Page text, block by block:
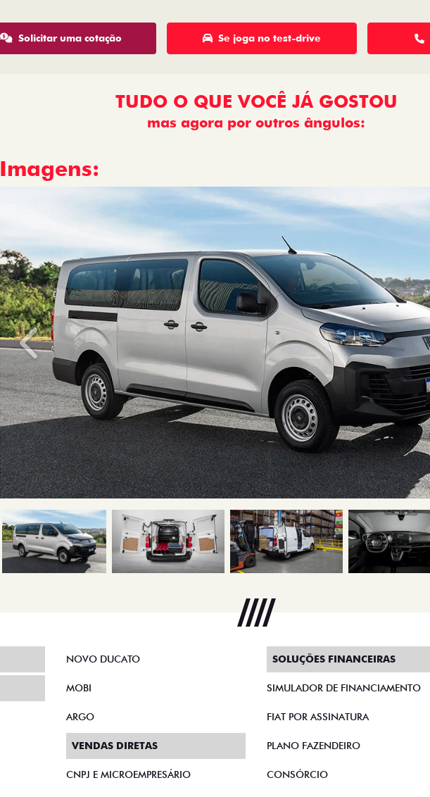
Solicitar uma cotação Se joga no test-drive
TUDO O QUE VOCÊ JÁ GOSTOU
mas agora por outros ângulos:
Imagens:
Anterior
NOVO DUCATO
MOBI
ARGO
VENDAS DIRETAS
CNPJ E MICROEMPRESÁRIO
SOLUÇÕES FINANCEIRAS
SIMULADOR DE FINANCIAMENTO
FIAT POR ASSINATURA
PLANO FAZENDEIRO
CONSÓRCIO